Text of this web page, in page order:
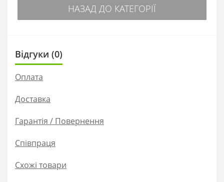
НАЗАД ДО КАТЕГОРІЇ
Відгуки (0)
Оплата
Доставка
Гарантія / Повернення
Співпраця
Схожі товари